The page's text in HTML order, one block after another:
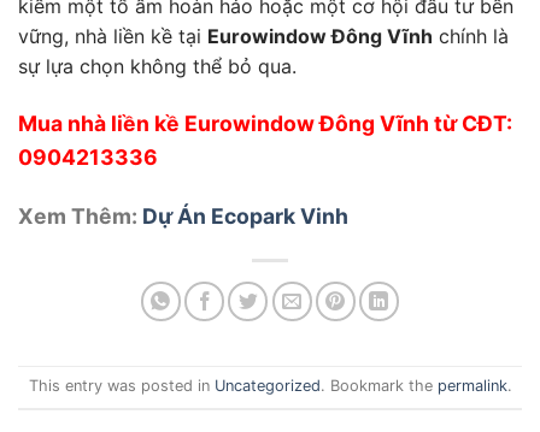
kiếm một tổ ấm hoàn hảo hoặc một cơ hội đầu tư bền
vững, nhà liền kề tại Eurowindow Đông Vĩnh chính là
sự lựa chọn không thể bỏ qua.
Mua nhà liền kề Eurowindow Đông Vĩnh từ CĐT:
0904213336
Xem Thêm: Dự Án Ecopark Vinh
This entry was posted in Uncategorized. Bookmark the permalink.